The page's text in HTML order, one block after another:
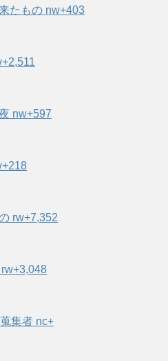
たもの nw+403
nw+597
rw+7,352
集者 nc+